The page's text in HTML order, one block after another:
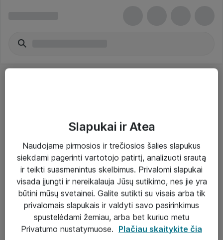
Paslaugos
Sprendimai
Įgyvendinti projektai
Atea ekspertų patarimai verslui
Slapukai ir Atea
Naudojame pirmosios ir trečiosios šalies slapukus
siekdami pagerinti vartotojo patirtį, analizuoti srautą
ir teikti suasmenintus skelbimus. Privalomi slapukai
visada įjungti ir nereikalauja Jūsų sutikimo, nes jie yra
būtini mūsų svetainei. Galite sutikti su visais arba tik
privalomais slapukais ir valdyti savo pasirinkimus
spustelėdami žemiau, arba bet kuriuo metu
Privatumo nustatymuose. Plačiau skaitykite čia